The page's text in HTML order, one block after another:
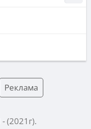
Реклама
- (2021 г).